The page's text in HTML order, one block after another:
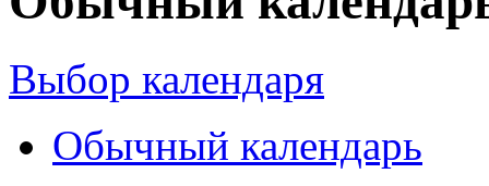
Выбор календаря
Обычный календарь